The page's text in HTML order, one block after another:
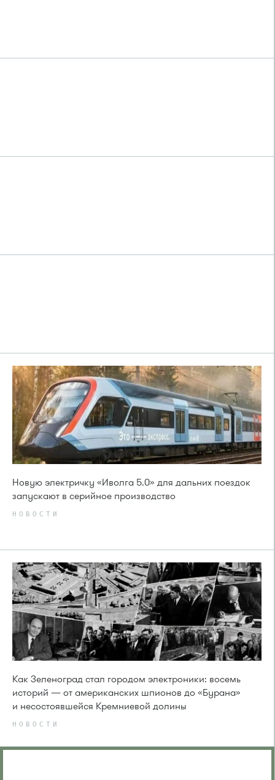
Новую электричку «Иволга 5.0» для дальних поездок
запускают в серийное производство
НОВОСТИ
Как Зеленоград стал городом электроники: восемь
историй — от американских шпионов до «Бурана»
и несостоявшейся Кремниевой долины
НОВОСТИ